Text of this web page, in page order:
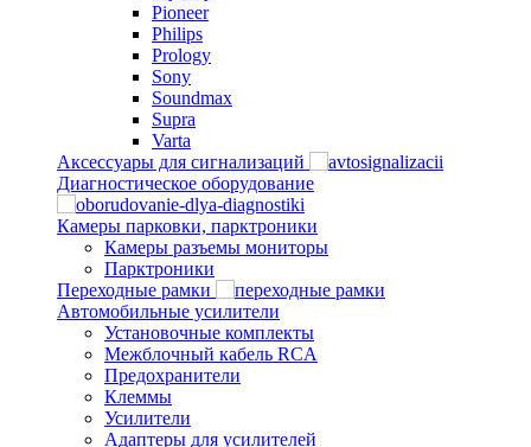
Pioneer
Philips
Prology
Sony
Soundmax
Supra
Varta
Аксессуары для сигнализаций
Диагностическое оборудование
Камеры парковки, парктроники
Камеры разъемы мониторы
Парктроники
Переходные рамки
Автомобильные усилители
Установочные комплекты
Межблочный кабель RCA
Предохранители
Клеммы
Усилители
Адаптеры для усилителей